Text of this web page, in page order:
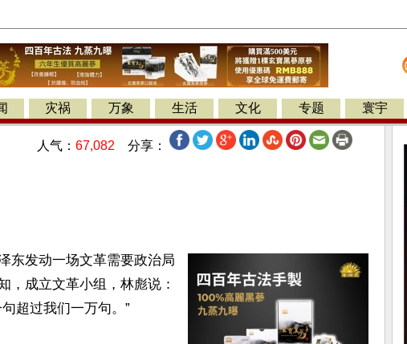
灾祸 万象 生活 文化 专题 寰宇
人气： 67,082 分享：
东发动一场文革需要政治局
，成立文革小组，林彪说：
超过我们一万句。”